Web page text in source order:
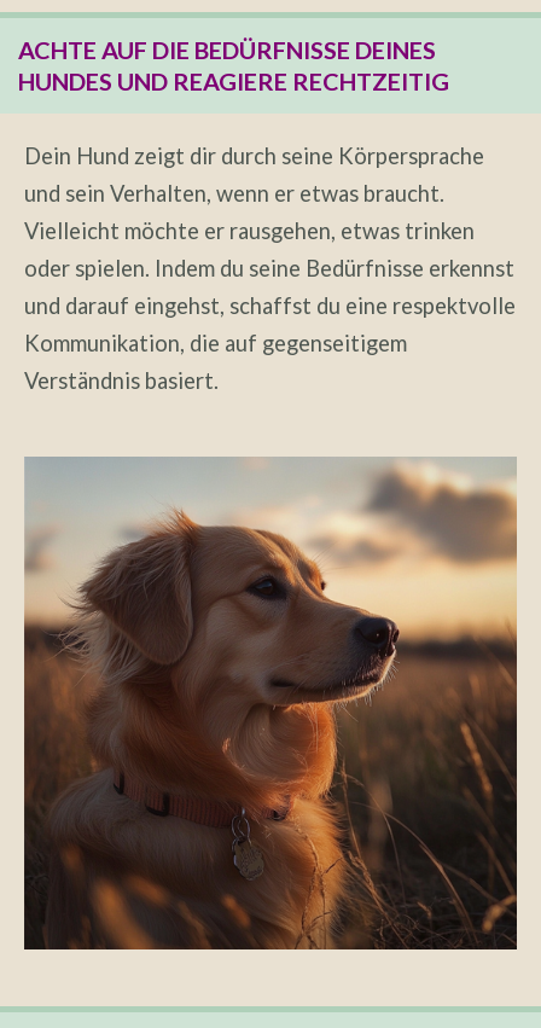
ACHTE AUF DIE BEDÜRFNISSE DEINES
HUNDES UND REAGIERE RECHTZEITIG
Dein Hund zeigt dir durch seine Körpersprache
und sein Verhalten, wenn er etwas braucht.
Vielleicht möchte er rausgehen, etwas trinken
oder spielen. Indem du seine Bedürfnisse erkennst
und darauf eingehst, schaffst du eine respektvolle
Kommunikation, die auf gegenseitigem
Verständnis basiert.